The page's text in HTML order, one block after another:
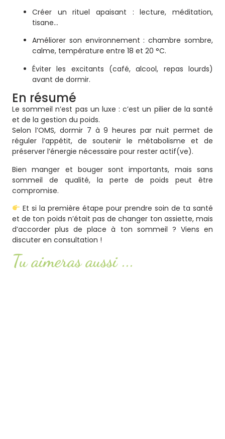
Créer un rituel apaisant : lecture, méditation,
tisane…
Améliorer son environnement : chambre sombre,
calme, température entre 18 et 20 °C.
Éviter les excitants (café, alcool, repas lourds)
avant de dormir.
En résumé
Le sommeil n’est pas un luxe : c’est un pilier de la santé
et de la gestion du poids.
Selon l’OMS, dormir 7 à 9 heures par nuit permet de
réguler l’appétit, de soutenir le métabolisme et de
préserver l’énergie nécessaire pour rester actif(ve).
Bien manger et bouger sont importants, mais sans
sommeil de qualité, la perte de poids peut être
compromise.
Et si la première étape pour prendre soin de ta santé
et de ton poids n’était pas de changer ton assiette, mais
d’accorder plus de place à ton sommeil ? Viens en
discuter en consultation !
Tu aimeras aussi ...